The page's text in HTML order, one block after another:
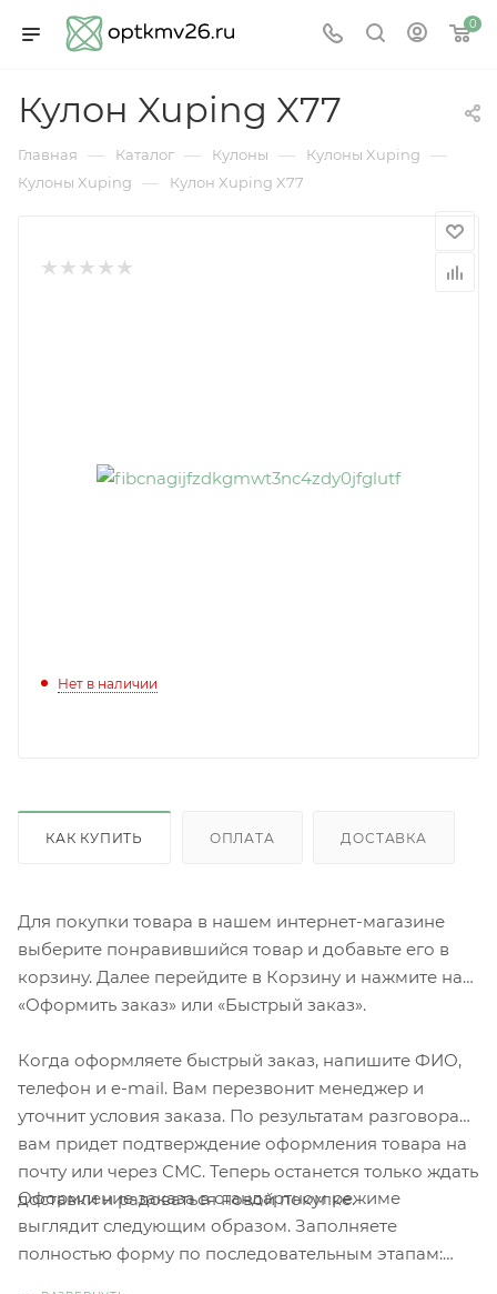
0
Кулон Xuping X77
Главная — Каталог — Кулоны — Кулоны Xuping —
Кулоны Xuping — Кулон Xuping X77
Нет в наличии
КАК КУПИТЬ ОПЛАТА ДОСТАВКА
Для покупки товара в нашем интернет-магазине
выберите понравившийся товар и добавьте его в
корзину. Далее перейдите в Корзину и нажмите на
«Оформить заказ» или «Быстрый заказ».
Когда оформляете быстрый заказ, напишите ФИО,
телефон и e-mail. Вам перезвонит менеджер и
уточнит условия заказа. По результатам разговора
вам придет подтверждение оформления товара на
почту или через СМС. Теперь останется только ждать
доставки и радоваться новой покупке.
Оформление заказа в стандартном режиме
выглядит следующим образом. Заполняете
полностью форму по последовательным этапам: